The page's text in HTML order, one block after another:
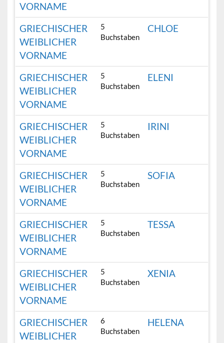
VORNAME
GRIECHISCHER
WEIBLICHER
VORNAME
5
Buchstaben
CHLOE
GRIECHISCHER
WEIBLICHER
VORNAME
5
Buchstaben
ELENI
GRIECHISCHER
WEIBLICHER
VORNAME
5
Buchstaben
IRINI
GRIECHISCHER
WEIBLICHER
VORNAME
5
Buchstaben
SOFIA
GRIECHISCHER
WEIBLICHER
VORNAME
5
Buchstaben
TESSA
GRIECHISCHER
WEIBLICHER
VORNAME
5
Buchstaben
XENIA
GRIECHISCHER
WEIBLICHER
6
Buchstaben
HELENA